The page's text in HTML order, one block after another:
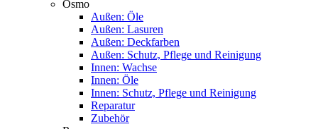
Osmo
Außen: Öle
Außen: Lasuren
Außen: Deckfarben
Außen: Schutz, Pflege und Reinigung
Innen: Wachse
Innen: Öle
Innen: Schutz, Pflege und Reinigung
Reparatur
Zubehör